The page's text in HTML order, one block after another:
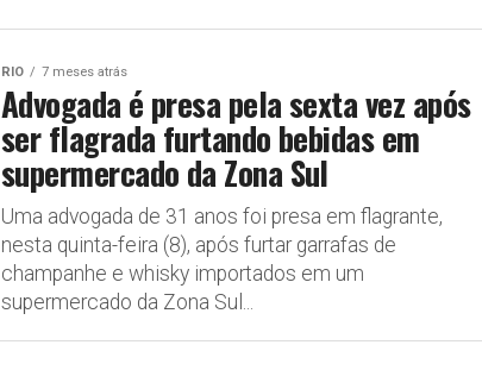
RIO 7 meses atrás
Advogada é presa pela sexta vez após
ser flagrada furtando bebidas em
supermercado da Zona Sul
Uma advogada de 31 anos foi presa em flagrante,
nesta quinta-feira (8), após furtar garrafas de
champanhe e whisky importados em um
supermercado da Zona Sul...